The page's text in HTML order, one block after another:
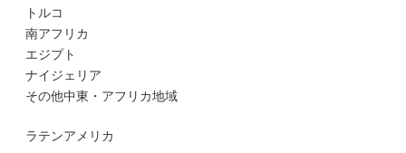
トルコ
南アフリカ
エジプト
ナイジェリア
その他中東・アフリカ地域
ラテンアメリカ